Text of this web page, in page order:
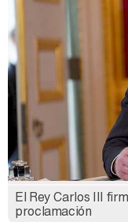
El Rey Carlos III
proclamación